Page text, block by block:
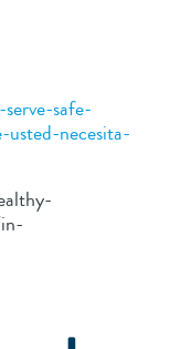
safe-
necesita-